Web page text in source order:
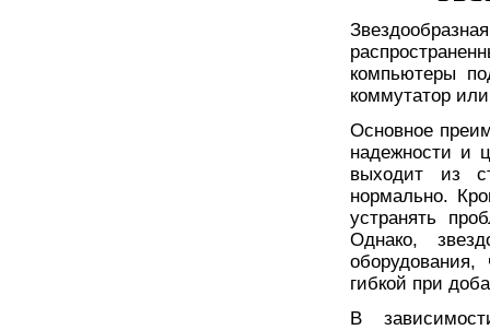
компьютеры
коммутатор
Основное
надежности и
выходит из
нормально.
устранять
Однако,
гибкой при
В